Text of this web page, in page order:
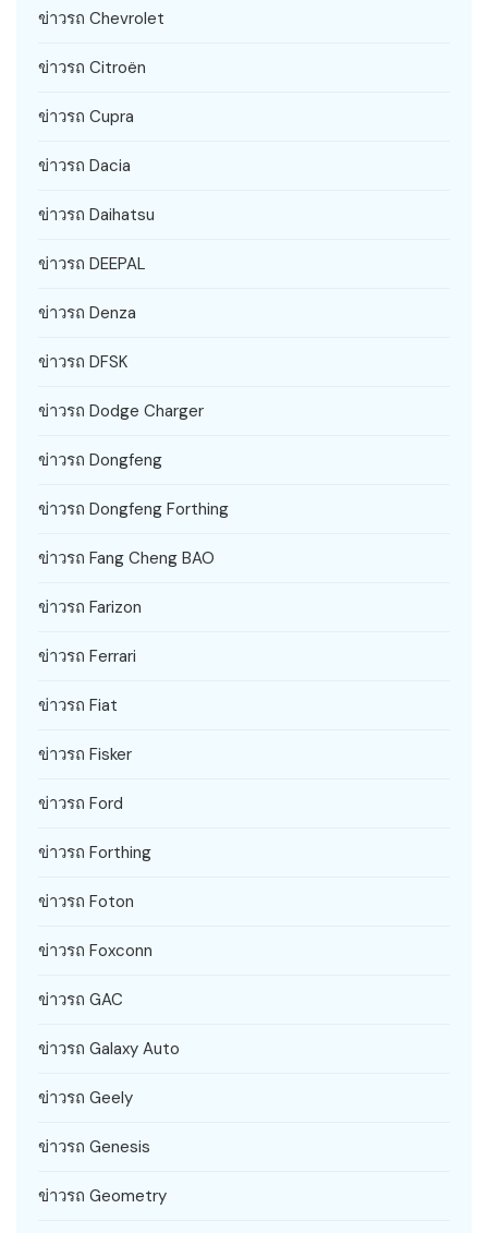
ข่าวรถ Chevrolet
ข่าวรถ Citroën
ข่าวรถ Cupra
ข่าวรถ Dacia
ข่าวรถ Daihatsu
ข่าวรถ DEEPAL
ข่าวรถ Denza
ข่าวรถ DFSK
ข่าวรถ Dodge Charger
ข่าวรถ Dongfeng
ข่าวรถ Dongfeng Forthing
ข่าวรถ Fang Cheng BAO
ข่าวรถ Farizon
ข่าวรถ Ferrari
ข่าวรถ Fiat
ข่าวรถ Fisker
ข่าวรถ Ford
ข่าวรถ Forthing
ข่าวรถ Foton
ข่าวรถ Foxconn
ข่าวรถ GAC
ข่าวรถ Galaxy Auto
ข่าวรถ Geely
ข่าวรถ Genesis
ข่าวรถ Geometry